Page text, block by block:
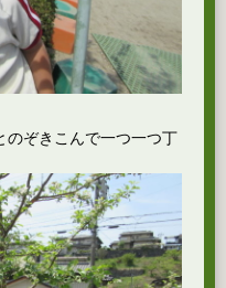
のぞきこんで一つ一つ丁